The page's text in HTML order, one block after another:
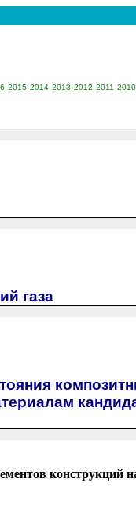
2015 2014 2013 2012 2011 2010
газа
конструкций